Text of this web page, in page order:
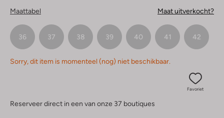
Maattabel Maat uitverkocht?
36 37 38 39 40 41 42
Sorry, dit item is momenteel (nog) niet beschikbaar.
Favoriet
Reserveer direct in een van onze 37 boutiques